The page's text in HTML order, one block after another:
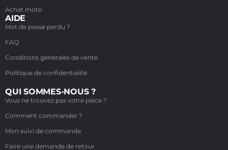
Achat moto
AIDE
Mot de passe perdu ?
FAQ
Conditions générales de vente
Politique de confidentialité
QUI SOMMES-NOUS ?
Vous ne trouvez pas votre pièce ?
Comment commander ?
Mon suivi de commande
Faire une demande de retour